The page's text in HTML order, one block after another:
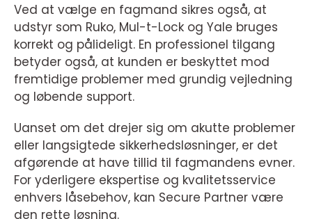
Ved at vælge en fagmand sikres også, at
udstyr som Ruko, Mul-t-Lock og Yale bruges
korrekt og pålideligt. En professionel tilgang
betyder også, at kunden er beskyttet mod
fremtidige problemer med grundig vejledning
og løbende support.
Uanset om det drejer sig om akutte problemer
eller langsigtede sikkerhedsløsninger, er det
afgørende at have tillid til fagmandens evner.
For yderligere ekspertise og kvalitetsservice
enhvers låsebehov, kan Secure Partner være
den rette løsning.